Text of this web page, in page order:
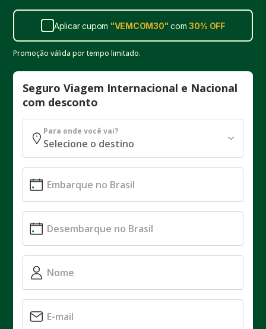
Aplicar cupom "VEMCOM30" com30% OFF
Promoção válida por tempo limitado.
Seguro Viagem Internacional e Nacional
com desconto
Para onde você vai?